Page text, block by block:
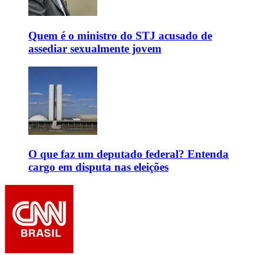
Quem é o ministro do STJ acusado de
assediar sexualmente jovem
O que faz um deputado federal? Entenda
cargo em disputa nas eleições